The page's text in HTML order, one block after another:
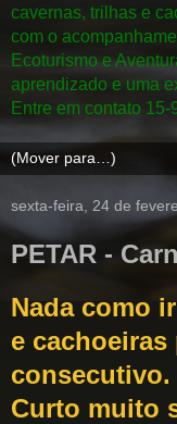
cavernas, trilhas e
com o
Ecoturismo e
aprendizado e uma
Entre em contato
sexta-feira, 24 de
PETAR -
Nada como
e
consecutivo.
Curto muito